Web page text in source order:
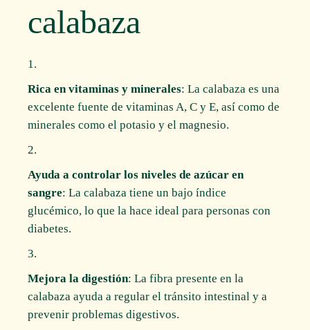
calabaza
Rica en vitaminas y minerales: La calabaza es una
excelente fuente de vitaminas A, C y E, así como de
minerales como el potasio y el magnesio.
Ayuda a controlar los niveles de azúcar en
sangre: La calabaza tiene un bajo índice
glucémico, lo que la hace ideal para personas con
diabetes.
Mejora la digestión: La fibra presente en la
calabaza ayuda a regular el tránsito intestinal y a
prevenir problemas digestivos.